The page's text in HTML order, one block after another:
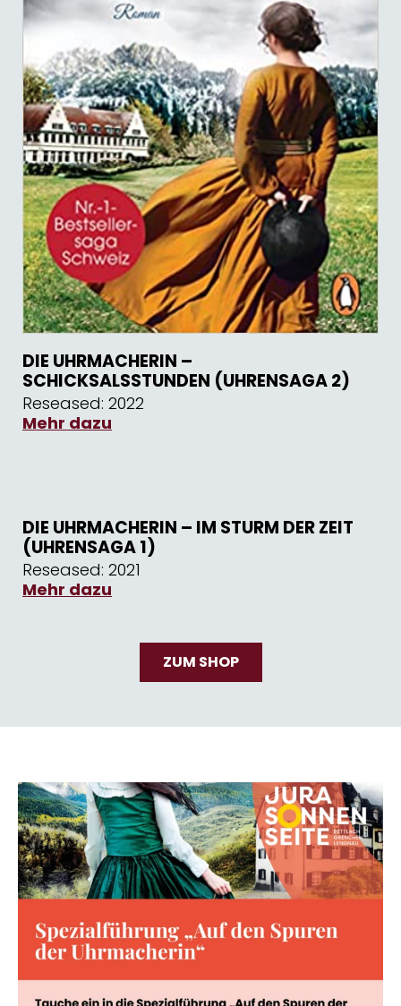
DIE UHRMACHERIN –
SCHICKSALSSTUNDEN (UHRENSAGA 2)
Reseased: 2022
Mehr dazu
DIE UHRMACHERIN – IM STURM DER ZEIT
(UHRENSAGA 1)
Reseased: 2021
Mehr dazu
ZUM SHOP